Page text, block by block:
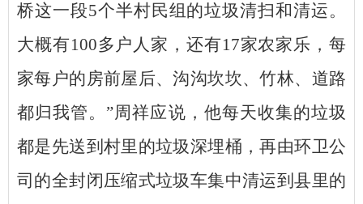
桥这一段5个半村民组的垃圾清扫和清运。
大概有100多户人家，还有17家农家乐，每
家每户的房前屋后、沟沟坎坎、竹林、道路
都归我管。”周祥应说，他每天收集的垃圾
都是先送到村里的垃圾深埋桶，再由环卫公
司的全封闭压缩式垃圾车集中清运到县里的